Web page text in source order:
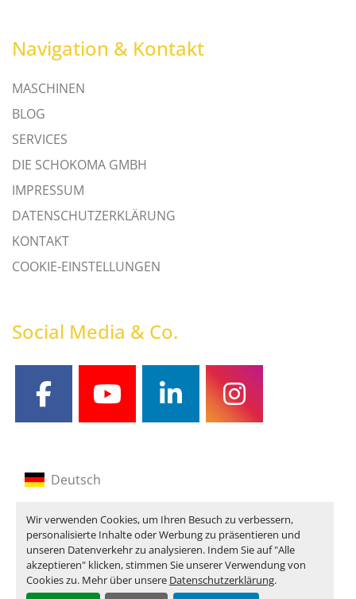
Wir verwenden Cookies, um Ihren Besuch zu verbessern,
personalisierte Inhalte oder Werbung zu präsentieren und
unseren Datenverkehr zu analysieren. Indem Sie auf "Alle
akzeptieren" klicken, stimmen Sie unserer Verwendung von
Cookies zu. Mehr über unsere Datenschutzerklärung.
Navigation & Kontakt
MASCHINEN
BLOG
SERVICES
DIE SCHOKOMA GMBH
IMPRESSUM
DATENSCHUTZERKLÄRUNG
KONTAKT
COOKIE-EINSTELLUNGEN
Social Media & Co.
facebookyoutubelinkedininstagram
Deutsch
Englisch
Französisch